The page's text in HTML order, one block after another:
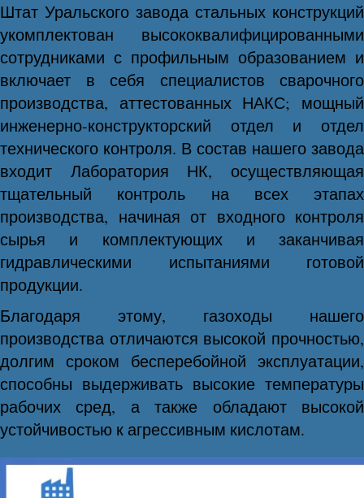
Штат Уральского завода стальных конструкций
укомплектован высококвалифицированными
сотрудниками с профильным образованием и
включает в себя специалистов сварочного
производства, аттестованных НАКС; мощный
инженерно-конструкторский отдел и отдел
технического контроля. В состав нашего завода
входит Лаборатория НК, осуществляющая
тщательный контроль на всех этапах
производства, начиная от входного контроля
сырья и комплектующих и заканчивая
гидравлическими испытаниями готовой
продукции.
Благодаря этому, газоходы нашего
производства отличаются высокой прочностью,
долгим сроком бесперебойной эксплуатации,
способны выдерживать высокие температуры
рабочих сред, а также обладают высокой
устойчивостью к агрессивным кислотам.